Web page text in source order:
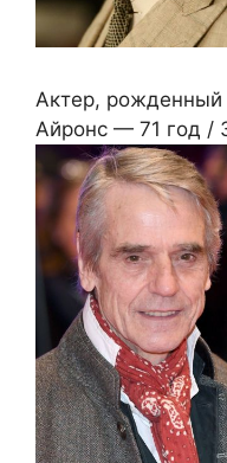
Актер,
Айронс — 71 год /